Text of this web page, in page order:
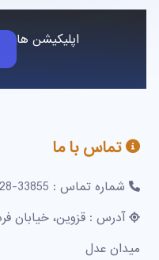
اپلیکیشن ها
تماس با ما
شماره تماس : 33855-028
آدرس : قزوین، خیابان
میدان عدل